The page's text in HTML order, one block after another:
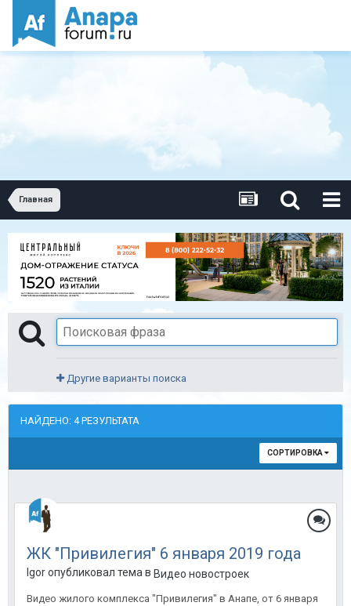
Главная
Другие варианты поиска
НАЙДЕНО: 4 РЕЗУЛЬТАТА
СОРТИРОВКА
ЖК "Привилегия" 6 января 2019 года
Igor опубликовал тема в Видео новостроек
Видео жилого комплекса "Привилегия" в Анапе, от 6 января